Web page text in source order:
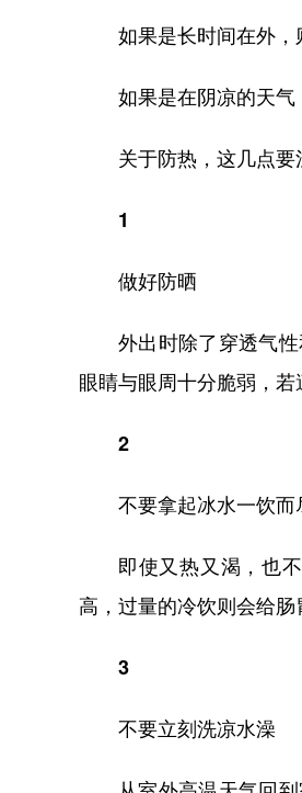
如果是长时间在外，
如果是在阴凉的天气
关于防热，这几点要
1
做好防晒
外出时除了穿透气
眼睛与眼周十分脆弱，若
2
不要拿起冰水一饮而
即使又热又渴，也
高，过量的冷饮则会给肠
3
不要立刻洗凉水澡